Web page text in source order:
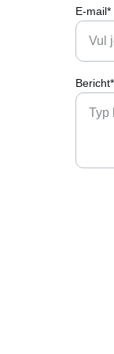
E-mail*
Bericht*